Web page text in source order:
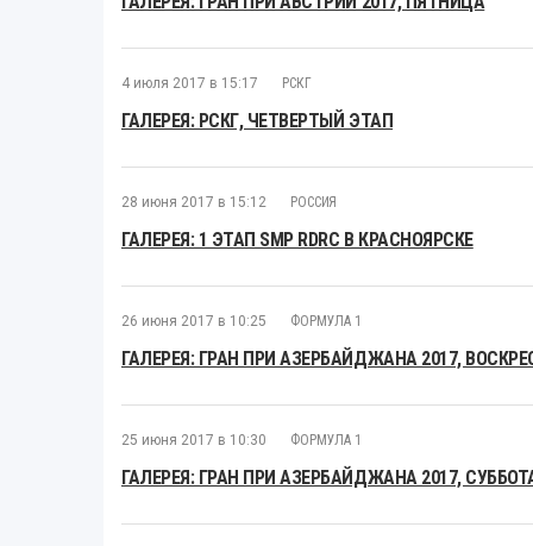
4 июля 2017 в 15:17 РСКГ
ГАЛЕРЕЯ: РСКГ, ЧЕТВЕРТЫЙ ЭТАП
28 июня 2017 в 15:12 РОССИЯ
ГАЛЕРЕЯ: 1 ЭТАП SMP RDRC В КРАСНОЯРСКЕ
26 июня 2017 в 10:25 ФОРМУЛА 1
ГАЛЕРЕЯ: ГРАН ПРИ АЗЕРБАЙДЖАНА 2017,
25 июня 2017 в 10:30 ФОРМУЛА 1
ГАЛЕРЕЯ: ГРАН ПРИ АЗЕРБАЙДЖАНА 2017,